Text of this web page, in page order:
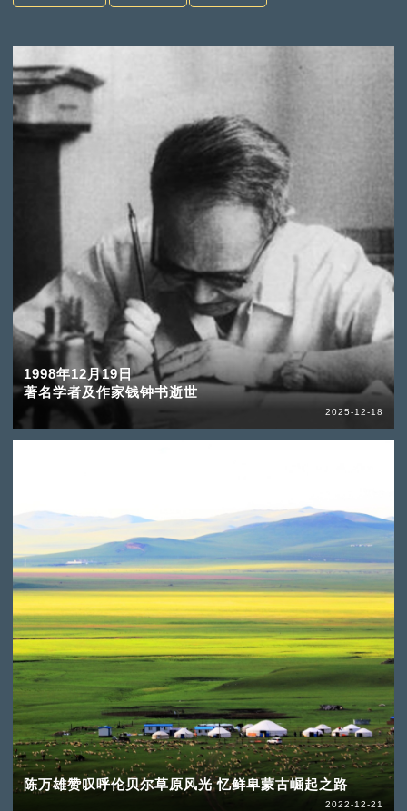
1998年12月19日
著名学者及作家钱钟书逝世
2025-12-18
陈万雄赞叹呼伦贝尔草原风光 忆鲜卑蒙古崛起之路
2022-12-21